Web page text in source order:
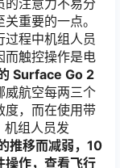
的注意力不易分
重要的一点。
程中机组人员
而触控操作是电
Surface Go 2
威航空每两三个
度，而在使用带
组人员发
推移而减弱，10
操作，查看飞行